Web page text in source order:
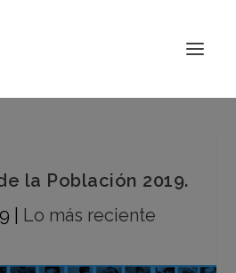
la Población 2019.
Lo más reciente